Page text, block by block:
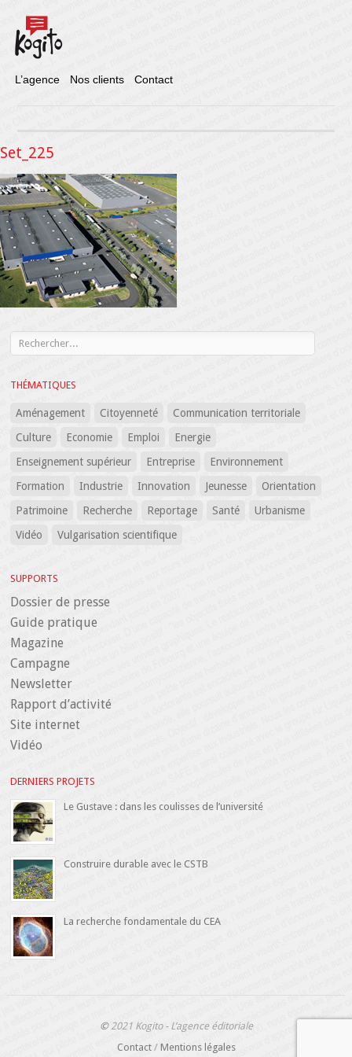
L’agence Nos clients Contact
Set_225
THÉMATIQUES
Aménagement Citoyenneté
Communication territoriale
Culture
Economie Emploi
Energie
Enseignement supérieur
Entreprise
Environnement
Formation
Industrie Innovation Jeunesse
Orientation
Patrimoine
Recherche Reportage Santé
Urbanisme
Vidéo
Vulgarisation scientifique
SUPPORTS
Dossier de presse
Guide pratique
Magazine
Campagne
Newsletter
Rapport d’activité
Site internet
Vidéo
DERNIERS PROJETS
Le Gustave : dans les coulisses de l’université
Construire durable avec le CSTB
La recherche fondamentale du CEA
©2021 Kogito - L’agence éditoriale
Contact/ Mentions légales